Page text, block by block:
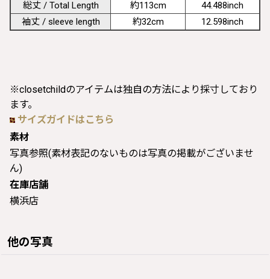
総丈 / Total Length
約113cm
44.488inch
袖丈 / sleeve length
約32cm 12.598inch
※closetchildのアイテムは独自の方法により採寸しており
ます。
サイズガイドはこちら
素材
写真参照(素材表記のないものは写真の掲載がございませ
ん)
在庫店舗
横浜店
他の写真